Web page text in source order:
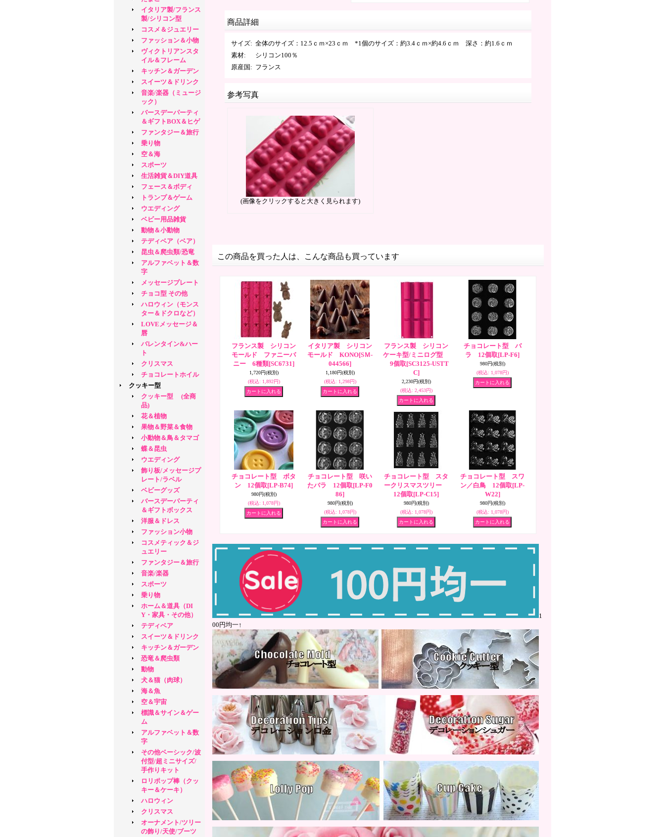
イタリア製/フランス
製/シリコン型
コスメ＆ジュエリー
ファッション＆小物
ヴィクトリアンスタ
イル＆フレーム
キッチン＆ガーデン
スイーツ＆ドリンク
音楽/楽器（ミュージ
ック）
バースデーパーティ
＆ギフトBOX＆ヒゲ
ファンタジー＆旅行
乗り物
空＆海
スポーツ
生活雑貨＆DIY道具
フェース＆ボディ
トランプ＆ゲーム
ウエディング
ベビー用品雑貨
動物＆小動物
テディベア（ベア）
昆虫＆爬虫類/恐竜
アルファベット＆数
字
メッセージプレート
チョコ型 その他
ハロウィン（モンス
ター＆ドクロなど）
LOVEメッセージ＆
唇
バレンタイン&ハー
ト
クリスマス
チョコレートホイル
クッキー型
クッキー型 (全商
品)
花＆植物
果物＆野菜＆食物
小動物＆鳥＆タマゴ
蝶＆昆虫
ウエディング
飾り板/メッセージプ
レート/ラベル
ベビーグッズ
バースデーパーティ
＆ギフトボックス
洋服＆ドレス
ファッション小物
コスメティック＆ジ
ュエリー
ファンタジー＆旅行
音楽/楽器
スポーツ
乗り物
ホーム＆道具（DI
Y・家具・その他）
テディベア
スイーツ＆ドリンク
キッチン＆ガーデン
恐竜＆爬虫類
動物
犬＆猫（肉球）
海＆魚
空＆宇宙
標識＆サイン＆ゲー
ム
アルファベット＆数
字
その他ベーシック/波
付型/超ミニサイズ/
手作りキット
ロリポップ棒（クッ
キー＆ケーキ）
ハロウィン
クリスマス
オーナメント/ツリー
の飾り/天使/ブーツ
商品詳細
サイズ: 全体のサイズ：12.5ｃｍ×23ｃｍ *1個のサイズ：約3.4ｃｍ×約4.6ｃｍ 深さ：約1.6ｃｍ
素材:
シリコン100％
原産国 : フランス
参考写真
(画像をクリックすると大きく見られます)
この商品を買った人は、こんな商品も買っています
フランス製 シリコン
モールド ファニーバ
ニー 6種類[SC6731]
1,720円(税別)
(税込: 1,892円)
イタリア製 シリコン
モールド KONO[SＭ-
044566]
1,180円(税別)
(税込: 1,298円)
フランス製 シリコン
ケーキ型/ミニログ型
9個取[SC3125-USTT
C]
2,230円(税別)
(税込: 2,453円)
チョコレート型 バ
ラ 12個取[LP-F6]
980円(税別)
(税込: 1,078円)
チョコレート型 ボタ
ン 12個取[LP-B74]
980円(税別)
(税込: 1,078円)
チョコレート型 咲い
たバラ 12個取[LP-F0
86]
980円(税別)
(税込: 1,078円)
チョコレート型 スタ
ークリスマスツリー
12個取[LP-C15]
980円(税別)
(税込: 1,078円)
チョコレート型 スワ
ン／白鳥 12個取[LP-
W22]
980円(税別)
(税込: 1,078円)
1
00円均一↑